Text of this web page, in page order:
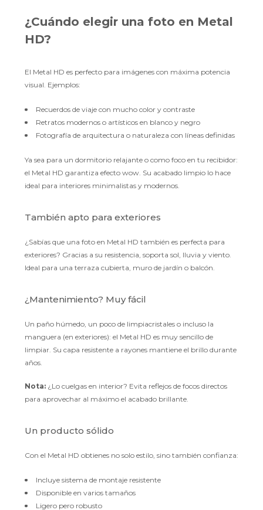
¿Cuándo elegir una foto en Metal
HD?
El Metal HD es perfecto para imágenes con máxima potencia
visual. Ejemplos:
Recuerdos de viaje con mucho color y contraste
Retratos modernos o artísticos en blanco y negro
Fotografía de arquitectura o naturaleza con líneas definidas
Ya sea para un dormitorio relajante o como foco en tu recibidor:
el Metal HD garantiza efecto wow. Su acabado limpio lo hace
ideal para interiores minimalistas y modernos.
También apto para exteriores
¿Sabías que una foto en Metal HD también es perfecta para
exteriores? Gracias a su resistencia, soporta sol, lluvia y viento.
Ideal para una terraza cubierta, muro de jardín o balcón.
¿Mantenimiento? Muy fácil
Un paño húmedo, un poco de limpiacristales o incluso la
manguera (en exteriores): el Metal HD es muy sencillo de
limpiar. Su capa resistente a rayones mantiene el brillo durante
años.
Nota: ¿Lo cuelgas en interior? Evita reflejos de focos directos
para aprovechar al máximo el acabado brillante.
Un producto sólido
Con el Metal HD obtienes no solo estilo, sino también confianza:
Incluye sistema de montaje resistente
Disponible en varios tamaños
Ligero pero robusto